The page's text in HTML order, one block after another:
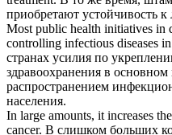
приобретают устойчивость
Most public health initiatives in
controlling infectious diseases
странах усилия по
здравоохранения в
распространением
населения.
In large amounts, it increases
cancer. В слишком больших